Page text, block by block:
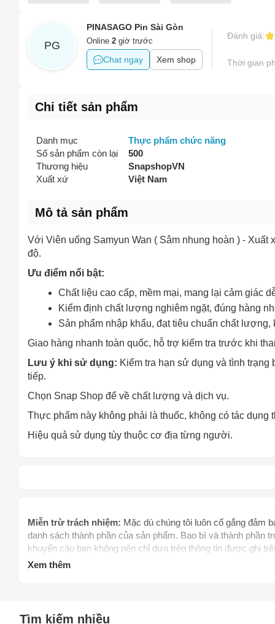
PG
PINASAGO Pin Sài Gòn
Online 2 giờ trước
Chat ngay Xem shop
Đánh giá:
Thời gian
Chi tiết sản phẩm
Danh mục
Thực phẩm chức năng
Số sản phẩm còn lại
500
Thương hiệu
SnapshopVN
Xuất xứ
Việt Nam
Mô tả sản phẩm
Với Viên uống Samyun Wan ( Sâm nhung hoàn ) -
độ.
Ưu điểm nổi bật:
Chất liệu cao cấp, mềm mại, mang lại cảm giác
Kiểm định chất lượng nghiêm ngặt, đúng hàng
Sản phẩm nhập khẩu, đạt tiêu chuẩn chất lượng,
Giao hàng nhanh toàn quốc, hỗ trợ kiểm tra trước khi
Lưu ý khi sử dụng: Kiểm tra hạn sử dụng và tình
tiếp.
Chọn Snap Shop để về chất lượng và dịch vụ.
Thực phẩm này không phải là thuốc, không có tác dụng
Hiệu quả sử dụng tùy thuộc cơ địa từng người.
Miễn trừ trách nhiệm: Mặc dù chúng tôi luôn cố gắng đảm
danh sách thành phần của sản phẩm. Bao bì và thành
khuyến cáo bạn không nên chỉ dựa trên thông tin được ghi
khi dùng sản phẩm. Để biết thêm thông tin, vui lòng liên hệ
điều trị, chữa trị, hay phòng ngừa bệnh tật cùng các vấn đề
Xem thêm
Tìm kiếm nhiều
Mô tả(*)